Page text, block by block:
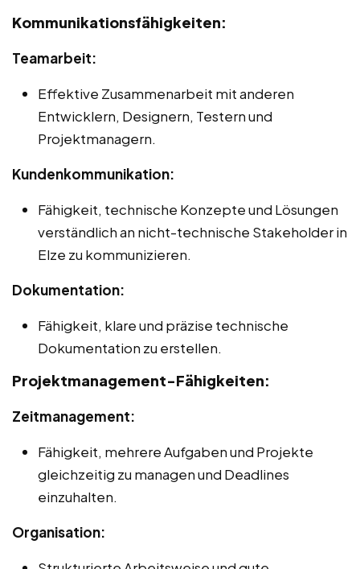
Kommunikationsfähigkeiten:
Teamarbeit:
Effektive Zusammenarbeit mit anderen
Entwicklern, Designern, Testern und
Projektmanagern.
Kundenkommunikation:
Fähigkeit, technische Konzepte und Lösungen
verständlich an nicht-technische Stakeholder in
Elze zu kommunizieren.
Dokumentation:
Fähigkeit, klare und präzise technische
Dokumentation zu erstellen.
Projektmanagement-Fähigkeiten:
Zeitmanagement:
Fähigkeit, mehrere Aufgaben und Projekte
gleichzeitig zu managen und Deadlines
einzuhalten.
Organisation: